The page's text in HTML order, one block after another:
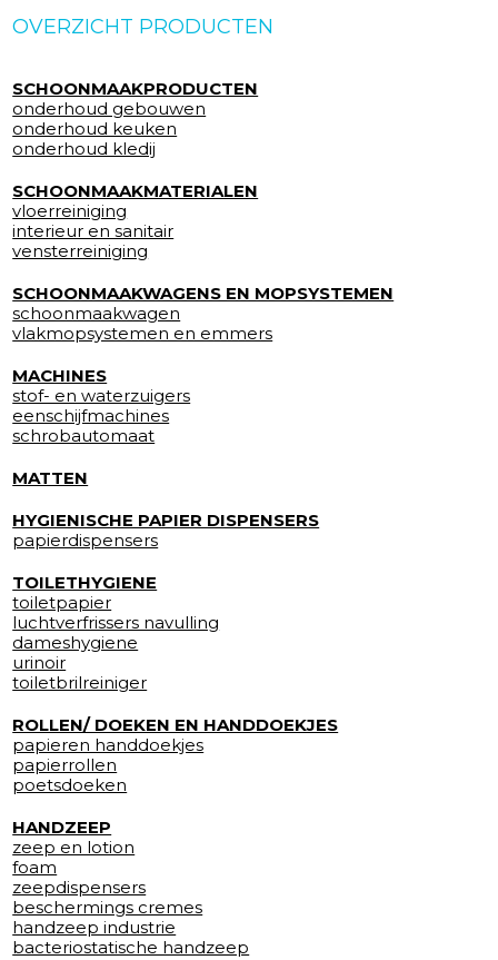
OVERZICHT PRODUCTEN
SCHOONMAAKPRODUCTEN
onderhoud gebouwen
onderhoud keuken
onderhoud kledij
SCHOONMAAKMATERIALEN
vloerreiniging
interieur en sanitair
vensterreiniging
SCHOONMAAKWAGENS EN MOPSYSTEMEN
schoonmaakwagen
vlakmopsystemen en emmers
MACHINES
stof- en waterzuigers
eenschijfmachines
schrobautomaat
MATTEN
HYGIENISCHE PAPIER DISPENSERS
papierdispensers
TOILETHYGIENE
toiletpapier
luchtverfrissers navulling
dameshygiene
urinoir
toiletbrilreiniger
ROLLEN/ DOEKEN EN HANDDOEKJES
papieren handdoekjes
papierrollen
poetsdoeken
HANDZEEP
zeep en lotion
foam
zeepdispensers
beschermings cremes
handzeep industrie
bacteriostatische handzeep